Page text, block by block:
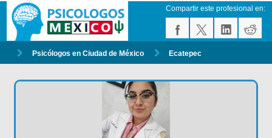
Compartir este profesional en:
Psicólogos en Ciudad de México Ecatepec